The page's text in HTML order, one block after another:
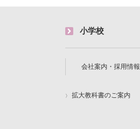
小学校
会社案内・採用情報
拡大教科書のご案内